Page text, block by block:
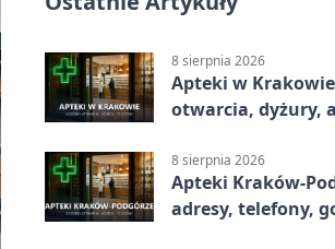
8 sierpnia 2026
Apteki w
otwarcia, dyżury,
8 sierpnia 2026
Apteki Kraków-
adresy, telefony,